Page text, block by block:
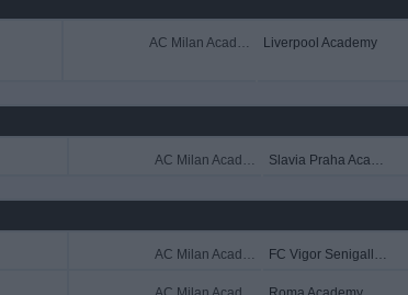
AC Milan Academy Liverpool Academy
AC Milan Academy Slavia Praha Academy
AC Milan Academy FC Vigor Senigallia Academy